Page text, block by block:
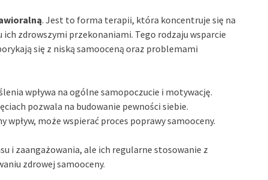
. Jest to forma terapii, która koncentruje się na
zdrowszymi przekonaniami. Tego rodzaju wsparcie
się z niską samooceną oraz problemami
wpływa na ogólne samopoczucie i motywację.
pozwala na budowanie pewności siebie.
może wspierać proces poprawy samooceny.
i zaangażowania, ale ich regularne stosowanie z
zdrowej samooceny.